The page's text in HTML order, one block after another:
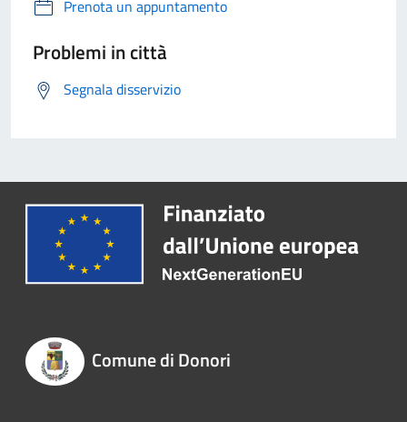
Prenota un appuntamento
Problemi in città
Segnala disservizio
Comune di Donori